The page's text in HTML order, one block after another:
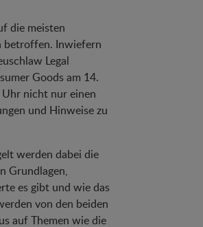
die meisten
betroffen. Inwiefern
Legal
Goods am 14.
nicht nur einen
und Hinweise zu
werden dabei die
Grundlagen,
es gibt und wie das
von den beiden
auf Themen wie die